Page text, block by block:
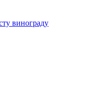
винограду